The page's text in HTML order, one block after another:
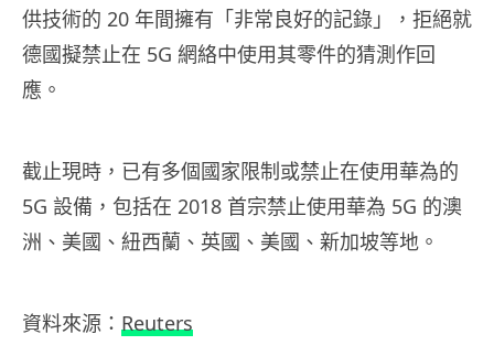
供技術的 20 年間擁有「非常良好的記錄」，拒絕就
德國擬禁止在 5G 網絡中使用其零件的猜測作回
應。
截止現時，已有多個國家限制或禁止在使用華為的
5G 設備，包括在 2018 首宗禁止使用華為 5G 的澳
洲、美國、紐西蘭、英國、美國、新加坡等地。
資料來源： Reuters